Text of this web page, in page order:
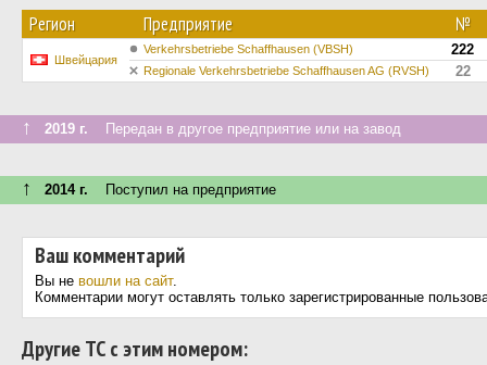
Регион Предприятие №
Швейцария
Verkehrsbetriebe Schaffhausen (VBSH) 222
Regionale Verkehrsbetriebe Schaffhausen AG (RVSH) 22
↑ 2019 г. Передан в другое предприятие или на завод
↑ 2014 г. Поступил на предприятие
Ваш комментарий
Вы не вошли на сайт.
Комментарии могут оставлять только зарегистрированные
Другие ТС с этим номером: